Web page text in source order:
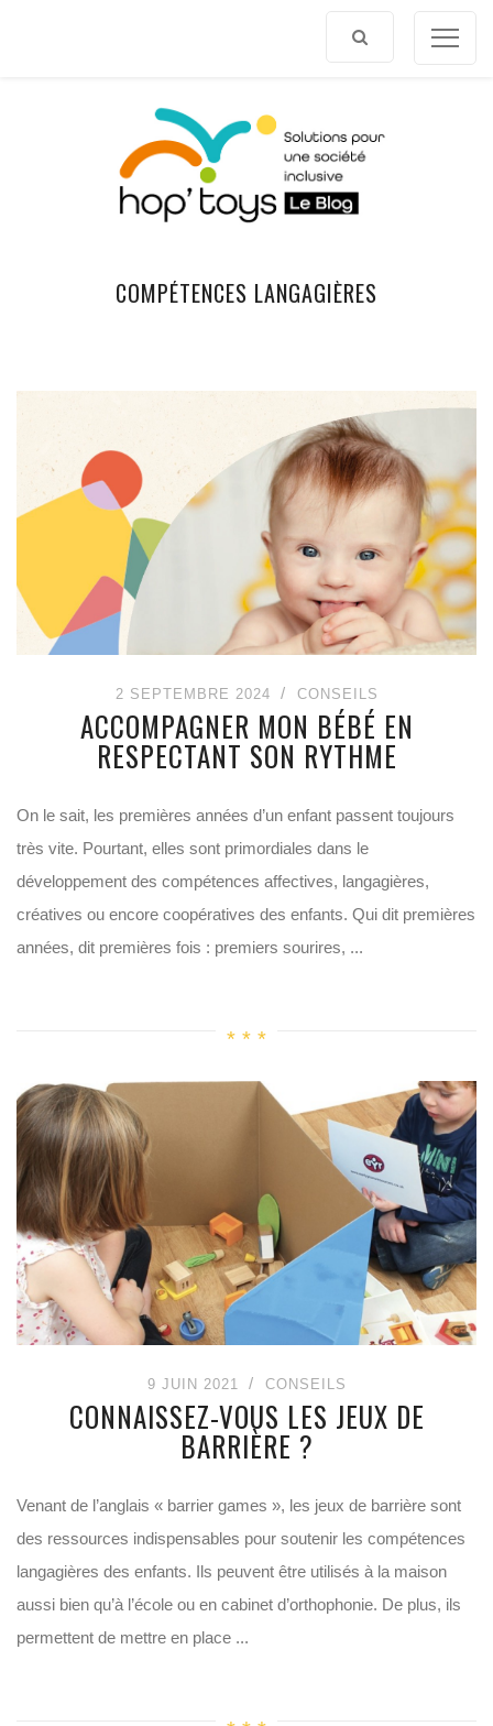
COMPÉTENCES LANGAGIÈRES
2 SEPTEMBRE 2024 CONSEILS
ACCOMPAGNER MON BÉBÉ EN
RESPECTANT SON RYTHME
On le sait, les premières années d’un enfant passent toujours
très vite. Pourtant, elles sont primordiales dans le
développement des compétences affectives, langagières,
créatives ou encore coopératives des enfants. Qui dit premières
années, dit premières fois : premiers sourires, ...
9 JUIN 2021 CONSEILS
CONNAISSEZ-VOUS LES JEUX DE
BARRIÈRE ?
Venant de l’anglais « barrier games », les jeux de barrière sont
des ressources indispensables pour soutenir les compétences
langagières des enfants. Ils peuvent être utilisés à la maison
aussi bien qu’à l’école ou en cabinet d’orthophonie. De plus, ils
permettent de mettre en place ...